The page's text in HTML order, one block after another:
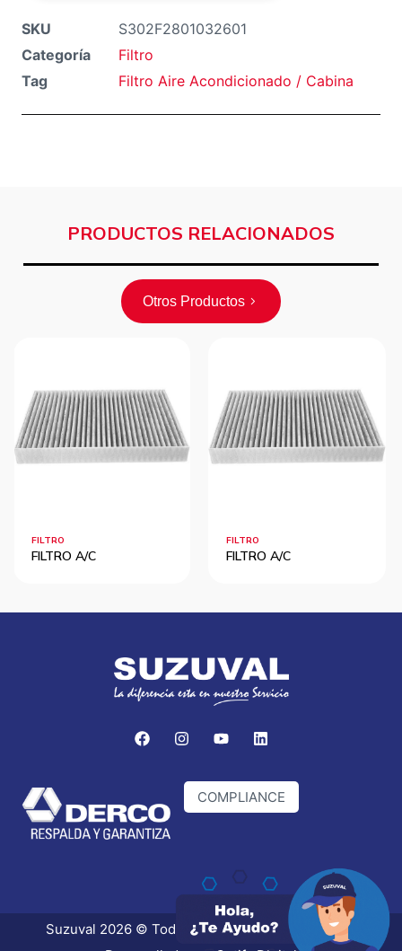
SKU
S302F2801032601
Categoría
Filtro
Tag
Filtro Aire Acondicionado / Cabina
PRODUCTOS RELACIONADOS
Otros Productos
FILTRO
FILTRO A/C
FILTRO
FILTRO A/C
COMPLIANCE
Suzuval 2026 © Todos los derechos reservados.